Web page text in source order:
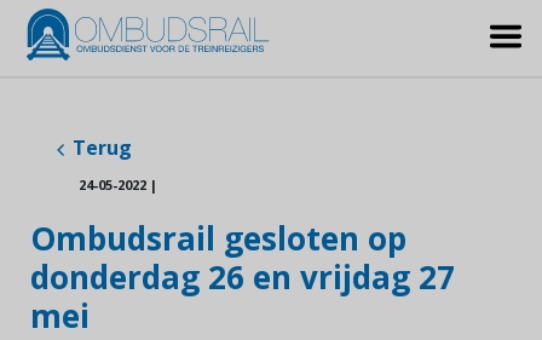
Terug
24-05-2022 |
Ombudsrail gesloten op
donderdag 26 en vrijdag 27
mei